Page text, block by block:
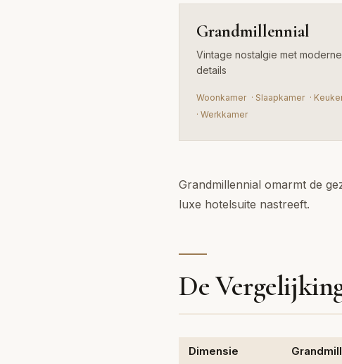
Grandmillennial
Vintage nostalgie met
details
Woonkamer · Slaapkamer ·
· Werkkamer
Grandmillennial omarmt de
luxe hotelsuite nastreeft.
De
Dimensie